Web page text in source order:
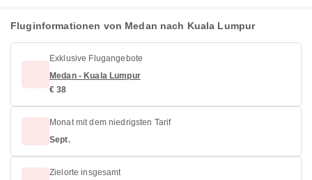
Fluginformationen von Medan nach Kuala Lumpur
Exklusive Flugangebote
Medan - Kuala Lumpur
€ 38
Monat mit dem niedrigsten Tarif
Sept.
Zielorte insgesamt